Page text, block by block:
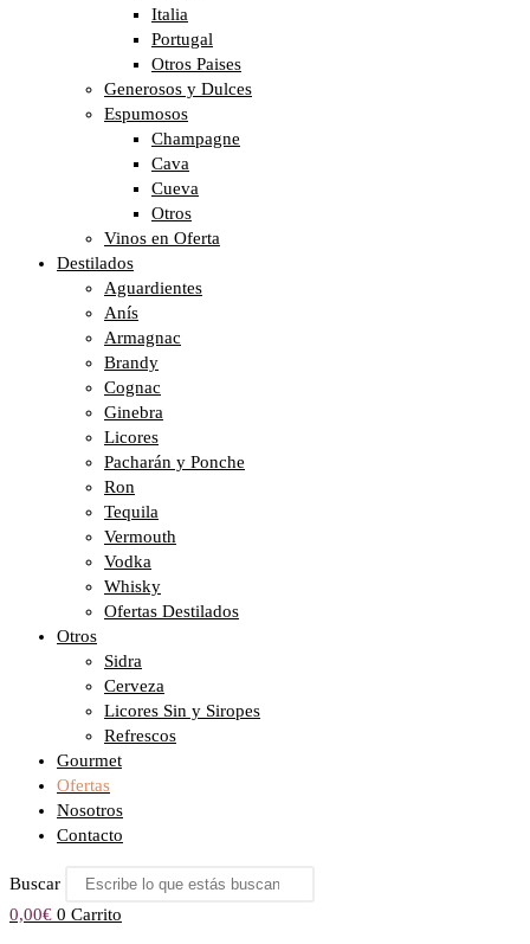
Italia
Portugal
Otros Paises
Generosos y Dulces
Espumosos
Champagne
Cava
Cueva
Otros
Vinos en Oferta
Destilados
Aguardientes
Anís
Armagnac
Brandy
Cognac
Ginebra
Licores
Pacharán y Ponche
Ron
Tequila
Vermouth
Vodka
Whisky
Ofertas Destilados
Otros
Sidra
Cerveza
Licores Sin y Siropes
Refrescos
Gourmet
Ofertas
Nosotros
Contacto
Buscar
0,00€ 0 Carrito